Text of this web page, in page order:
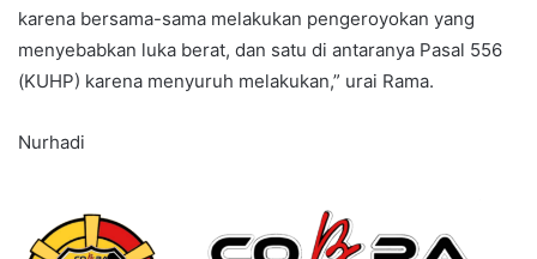
karena bersama-sama melakukan pengeroyokan yang
menyebabkan luka berat, dan satu di antaranya Pasal 556
(KUHP) karena menyuruh melakukan,” urai Rama.
Nurhadi